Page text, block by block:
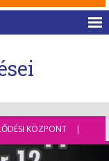
KÖZPONT
|